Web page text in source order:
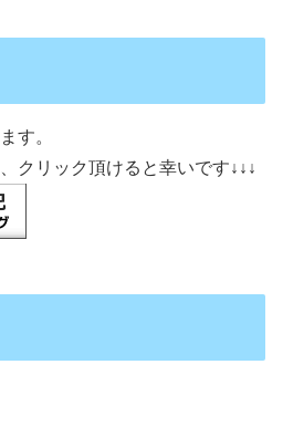
す。
クリック頂けると幸いです↓↓↓